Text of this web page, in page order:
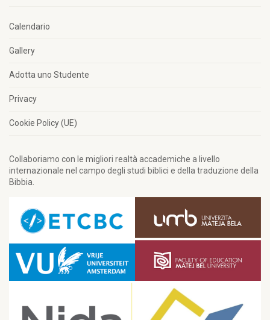
Calendario
Gallery
Adotta uno Studente
Privacy
Cookie Policy (UE)
Collaboriamo con le migliori realtà accademiche a livello
internazionale nel campo degli studi biblici e della traduzione della
Bibbia.